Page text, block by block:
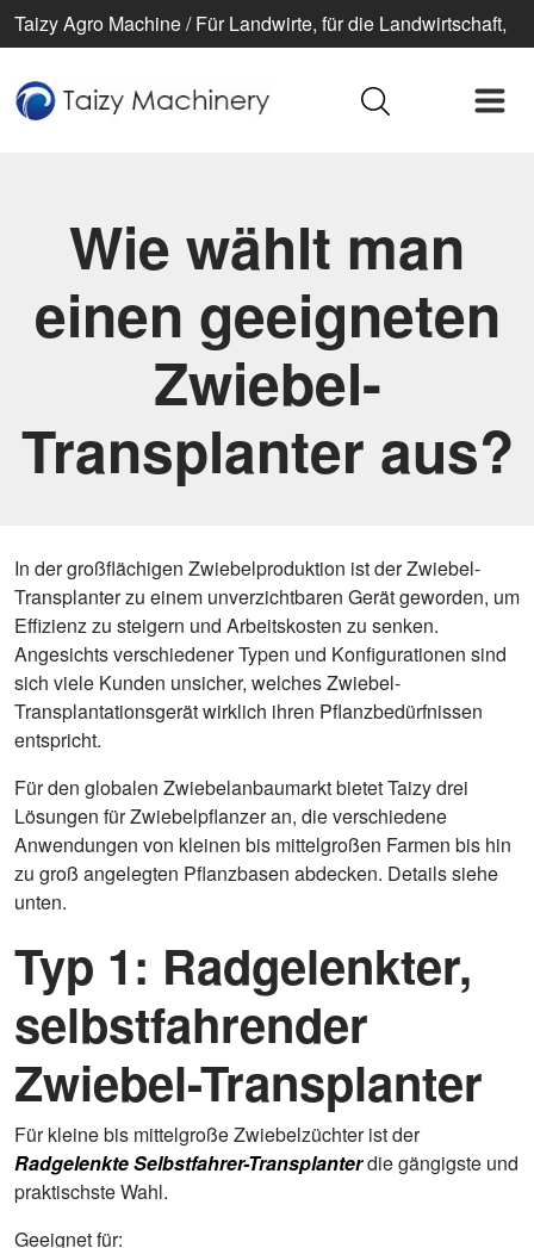
Taizy Agro Machine / Für Landwirte, für die Landwirtschaft,
Wie wählt man
einen geeigneten
Zwiebel-
Transplanter aus?
In der großflächigen Zwiebelproduktion ist der Zwiebel-
Transplanter zu einem unverzichtbaren Gerät geworden, um
Effizienz zu steigern und Arbeitskosten zu senken.
Angesichts verschiedener Typen und Konfigurationen sind
sich viele Kunden unsicher, welches Zwiebel-
Transplantationsgerät wirklich ihren Pflanzbedürfnissen
entspricht.
Für den globalen Zwiebelanbaumarkt bietet Taizy drei
Lösungen für Zwiebelpflanzer an, die verschiedene
Anwendungen von kleinen bis mittelgroßen Farmen bis hin
zu groß angelegten Pflanzbasen abdecken. Details siehe
unten.
Typ 1: Radgelenkter,
selbstfahrender
Zwiebel-Transplanter
Für kleine bis mittelgroße Zwiebelzüchter ist der
Radgelenkte Selbstfahrer-Transplanterdie gängigste und
praktischste Wahl.
Geeignet für: